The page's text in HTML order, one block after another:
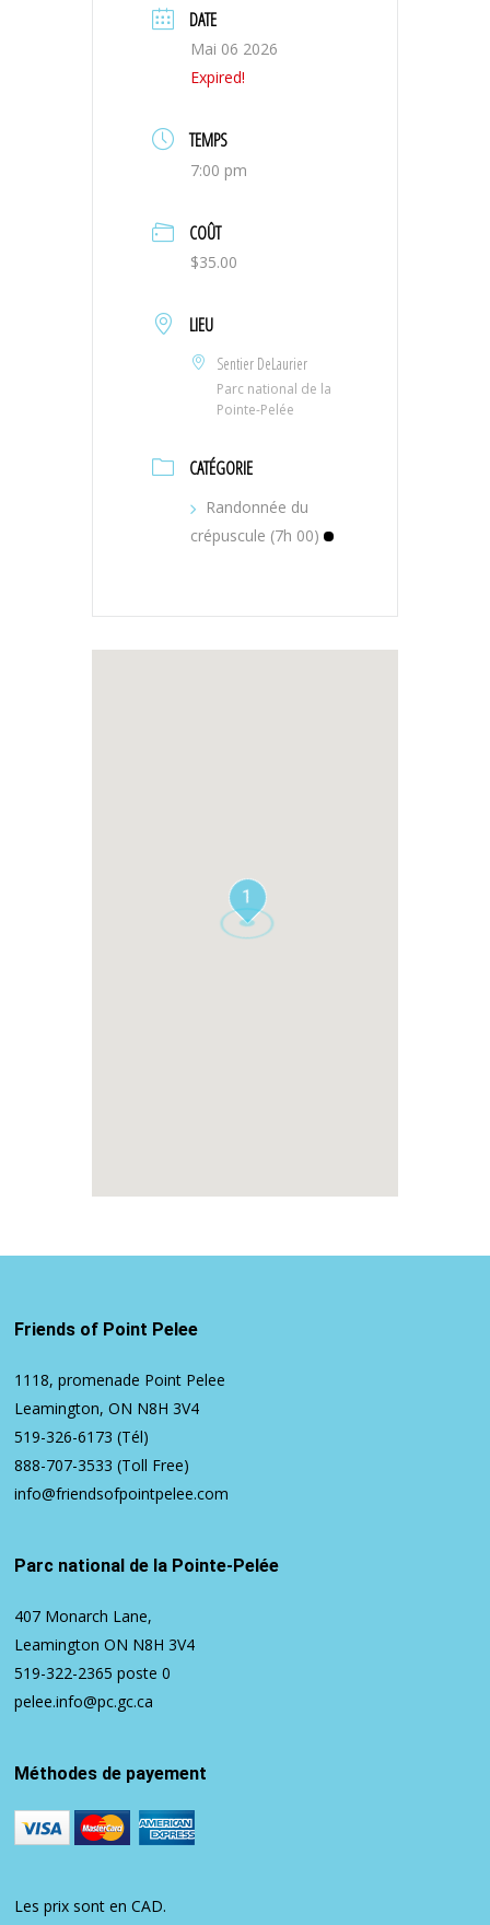
DATE
Mai 06 2026
Expired!
TEMPS
7:00 pm
COÛT
$35.00
LIEU
Sentier DeLaurier
Parc national de la
Pointe-Pelée
CATÉGORIE
Randonnée du
crépuscule (7h 00)
1
Friends of Point Pelee
1118, promenade Point Pelee
Leamington, ON N8H 3V4
519-326-6173 (Tél)
888-707-3533 (Toll Free)
info@friendsofpointpelee.com
Parc national de la Pointe-Pelée
407 Monarch Lane,
Leamington ON N8H 3V4
519-322-2365 poste 0
pelee.info@pc.gc.ca
Méthodes de payement
Les prix sont en CAD.